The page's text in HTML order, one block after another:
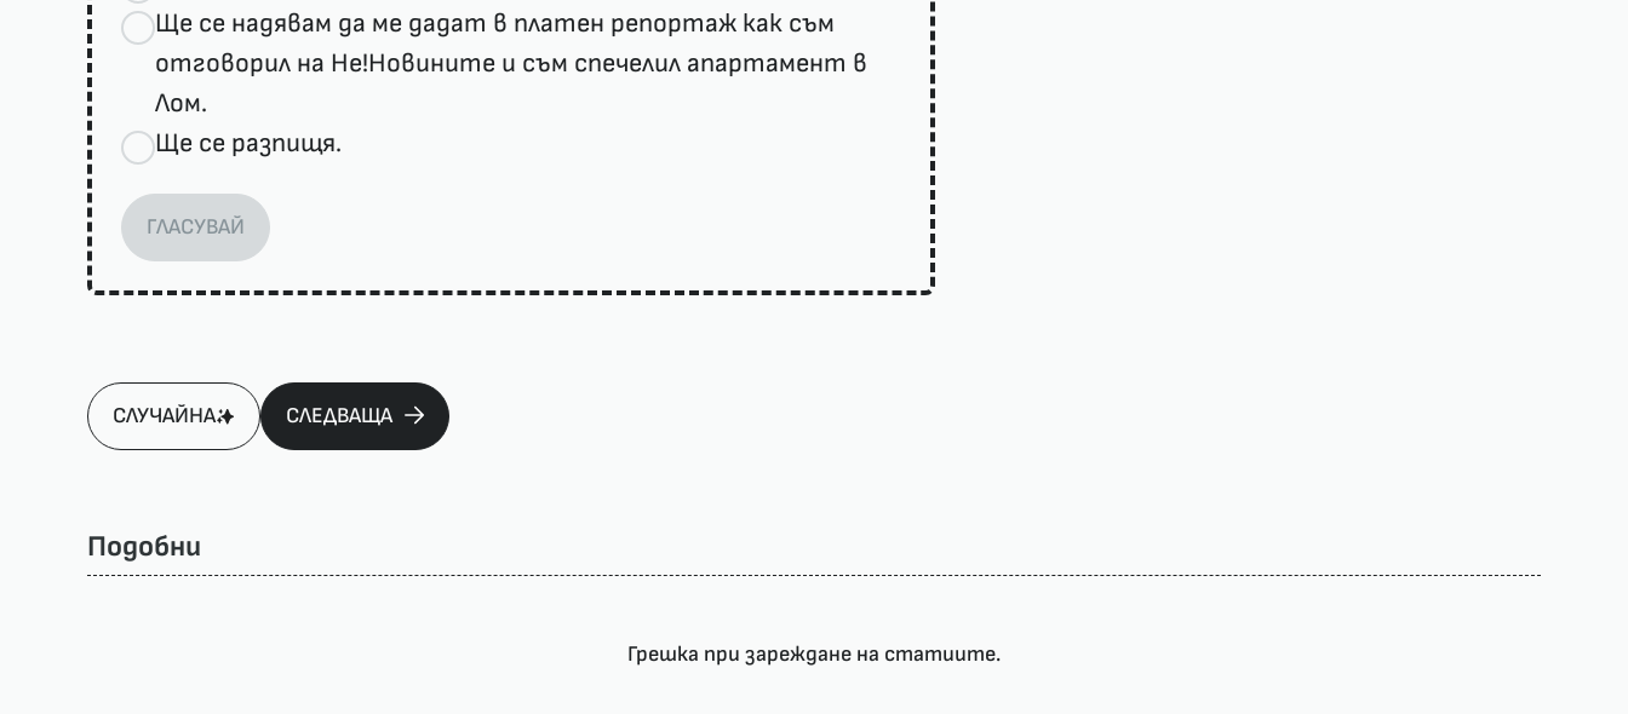
Ще се надявам да ме дадат в платен репортаж как съм
отговорил на Не!Новините и съм спечелил апартамент в
Лом.
Ще се разпищя.
ГЛАСУВАЙ
СЛУЧАЙНА СЛЕДВАЩА
Подобни
Грешка при зареждане на статиите.